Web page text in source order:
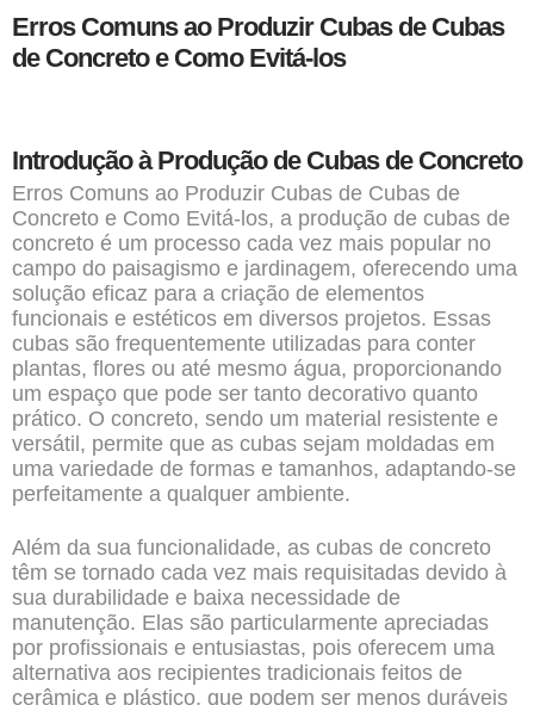
Erros Comuns ao Produzir Cubas de Cubas
de Concreto e Como Evitá-los
Introdução à Produção de Cubas de Concreto
Erros Comuns ao Produzir Cubas de Cubas de
Concreto e Como Evitá-los, a produção de cubas de
concreto é um processo cada vez mais popular no
campo do paisagismo e jardinagem, oferecendo uma
solução eficaz para a criação de elementos
funcionais e estéticos em diversos projetos. Essas
cubas são frequentemente utilizadas para conter
plantas, flores ou até mesmo água, proporcionando
um espaço que pode ser tanto decorativo quanto
prático. O concreto, sendo um material resistente e
versátil, permite que as cubas sejam moldadas em
uma variedade de formas e tamanhos, adaptando-se
perfeitamente a qualquer ambiente.
Além da sua funcionalidade, as cubas de concreto
têm se tornado cada vez mais requisitadas devido à
sua durabilidade e baixa necessidade de
manutenção. Elas são particularmente apreciadas
por profissionais e entusiastas, pois oferecem uma
alternativa aos recipientes tradicionais feitos de
cerâmica e plástico, que podem ser menos duráveis